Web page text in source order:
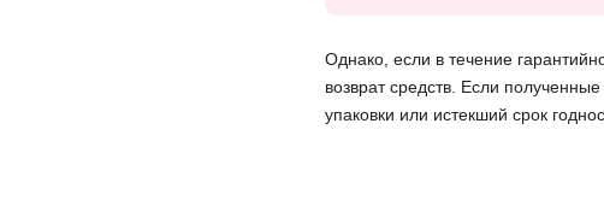
Однако, если в течение
возврат средств. Если
упаковки или истекший срок